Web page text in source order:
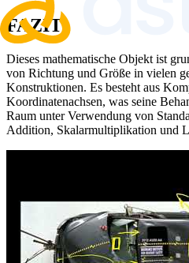
FAZIT
Dieses mathematische Objekt ist
von Richtung und Größe in vielen
Konstruktionen. Es besteht aus
Koordinatenachsen, was seine
Raum unter Verwendung von
Addition, Skalarmultiplikation und